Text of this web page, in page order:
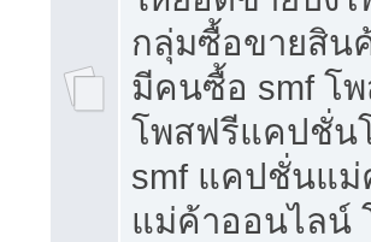
กลุ่มซื้อขายสิน
มีคนซื้อ smf โ
โพสฟรีแคปชั่น
smf แคปชั่นแ
แม่ค้าออนไลน์